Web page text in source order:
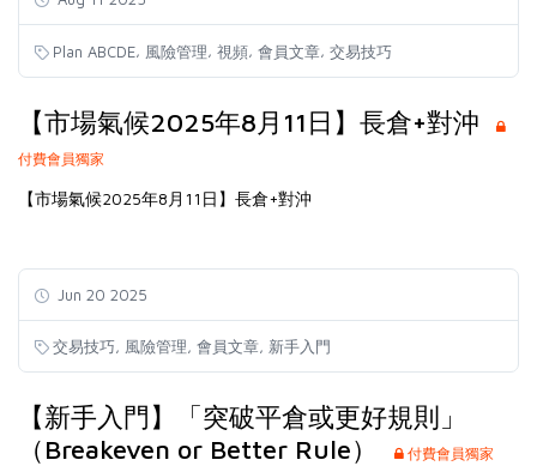
Plan ABCDE, 風險管理, 視頻, 會員文章, 交易技巧
【市場氣候2025年8月11日】長倉+對沖
付費會員獨家
【市場氣候2025年8月11日】長倉+對沖
Jun 20 2025
交易技巧 風險管理 會員文章 新手入門
【新手入門】「突破平倉或更好規則」
（Breakeven or Better Rule）
付費會員獨家